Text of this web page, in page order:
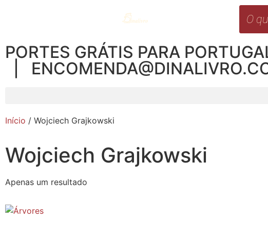
PORTES GRÁTIS PARA
|
Início / Wojciech Grajkowski
Wojciech Grajkowski
Apenas um resultado